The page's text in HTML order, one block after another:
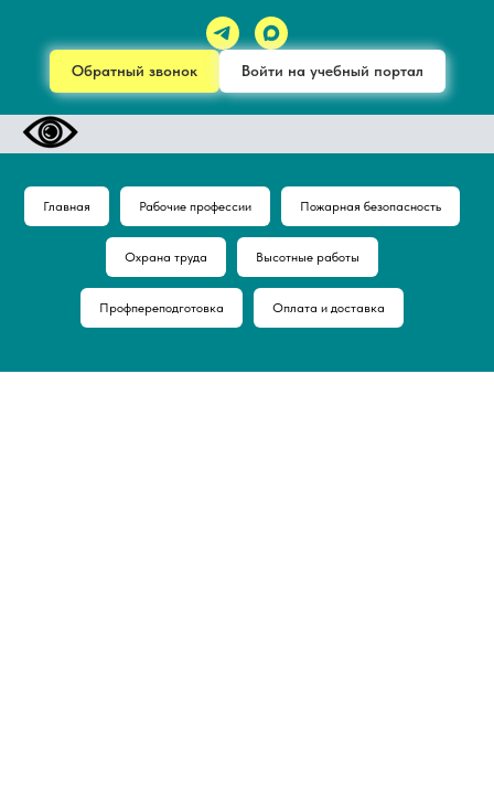
Обратный звонок Войти на учебный портал
Главная Рабочие профессии Пожарная безопасность
Охрана труда Высотные работы
Профпереподготовка Оплата и доставка